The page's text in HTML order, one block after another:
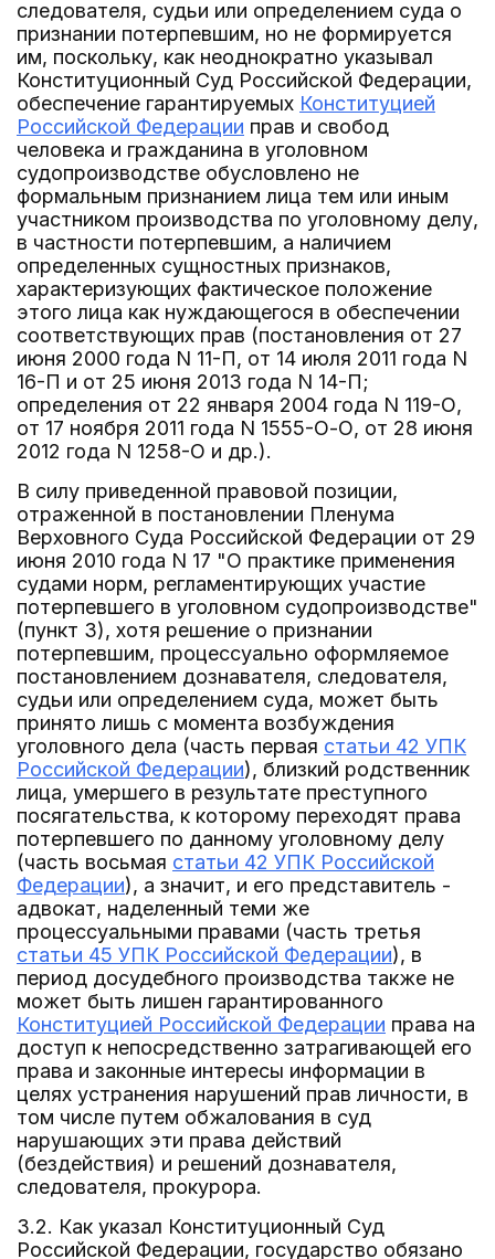
следователя, судьи или определением суда о
признании потерпевшим, но не формируется
им, поскольку, как неоднократно указывал
Конституционный Суд Российской Федерации,
обеспечение гарантируемых Конституцией
Российской Федерации прав и свобод
человека и гражданина в уголовном
судопроизводстве обусловлено не
формальным признанием лица тем или иным
участником производства по уголовному делу,
в частности потерпевшим, а наличием
определенных сущностных признаков,
характеризующих фактическое положение
этого лица как нуждающегося в обеспечении
соответствующих прав (постановления от 27
июня 2000 года N 11-П, от 14 июля 2011 года N
16-П и от 25 июня 2013 года N 14-П;
определения от 22 января 2004 года N 119-О,
от 17 ноября 2011 года N 1555-О-О, от 28 июня
2012 года N 1258-О и др.).
В силу приведенной правовой позиции,
отраженной в постановлении Пленума
Верховного Суда Российской Федерации от 29
июня 2010 года N 17 "О практике применения
судами норм, регламентирующих участие
потерпевшего в уголовном судопроизводстве"
(пункт 3), хотя решение о признании
потерпевшим, процессуально оформляемое
постановлением дознавателя, следователя,
судьи или определением суда, может быть
принято лишь с момента возбуждения
уголовного дела (часть первая статьи 42 УПК
Российской Федерации), близкий родственник
лица, умершего в результате преступного
посягательства, к которому переходят права
потерпевшего по данному уголовному делу
(часть восьмая статьи 42 УПК Российской
Федерации), а значит, и его представитель -
адвокат, наделенный теми же
процессуальными правами (часть третья
статьи 45 УПК Российской Федерации), в
период досудебного производства также не
может быть лишен гарантированного
Конституцией Российской Федерации права на
доступ к непосредственно затрагивающей его
права и законные интересы информации в
целях устранения нарушений прав личности, в
том числе путем обжалования в суд
нарушающих эти права действий
(бездействия) и решений дознавателя,
следователя, прокурора.
3.2. Как указал Конституционный Суд
Российской Федерации, государство обязано